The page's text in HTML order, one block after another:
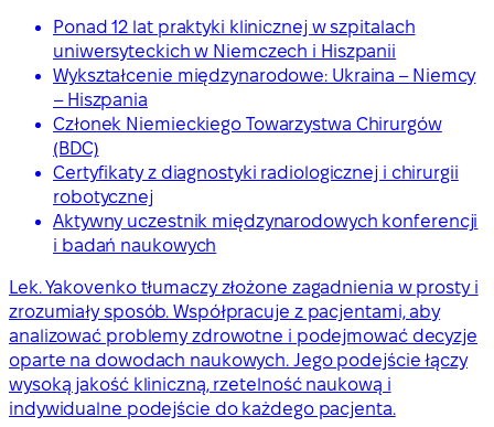
Ponad 12 lat praktyki klinicznej w szpitalach
uniwersyteckich w Niemczech i Hiszpanii
Wykształcenie międzynarodowe: Ukraina – Niemcy
– Hiszpania
Członek Niemieckiego Towarzystwa Chirurgów
(BDC)
Certyfikaty z diagnostyki radiologicznej i chirurgii
robotycznej
Aktywny uczestnik międzynarodowych konferencji
i badań naukowych
Lek. Yakovenko tłumaczy złożone zagadnienia w prosty i
zrozumiały sposób. Współpracuje z pacjentami, aby
analizować problemy zdrowotne i podejmować decyzje
oparte na dowodach naukowych. Jego podejście łączy
wysoką jakość kliniczną, rzetelność naukową i
indywidualne podejście do każdego pacjenta.